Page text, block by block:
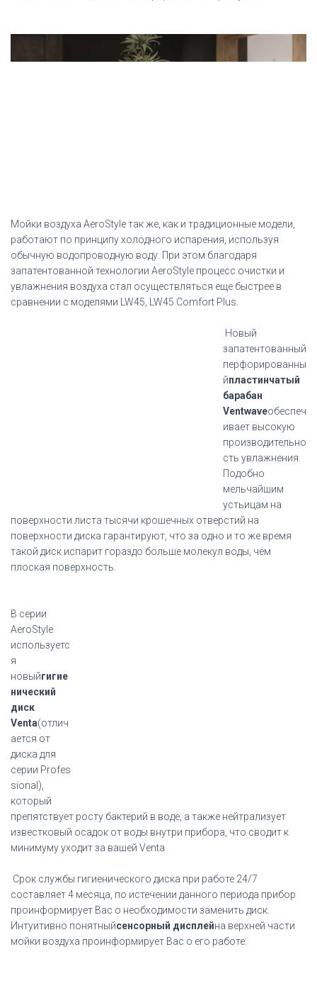
Мойки воздуха AeroStyle так же, как и традиционные модели,
работают по принципу холодного испарения, используя
обычную водопроводную воду. При этом благодаря
запатентованной технологии AeroStyle процесс очистки и
увлажнения воздуха стал осуществляться еще быстрее в
сравнении с моделями LW45, LW45 Comfort Plus.
Новый
запатентованный
перфорированны
йпластинчатый
барабан
Ventwaveобеспеч
ивает высокую
производительно
сть увлажнения.
Подобно
мельчайшим
устьицам на
поверхности листа тысячи крошечных отверстий на
поверхности диска гарантируют, что за одно и то же время
такой диск испарит гораздо больше молекул воды, чем
плоская поверхность.
В серии
AeroStyle
используетс
я
новыйгигие
нический
диск
Venta(отлич
ается от
диска для
серии Profes
sional),
который
препятствует росту бактерий в воде, а также нейтрализует
известковый осадок от воды внутри прибора, что сводит к
минимуму уходит за вашей Venta.
Срок службы гигиенического диска при работе 24/7
составляет 4 месяца, по истечении данного периода прибор
проинформирует Вас о необходимости заменить диск.
Интуитивно понятныйсенсорный дисплейна верхней части
мойки воздуха проинформирует Вас о его работе: